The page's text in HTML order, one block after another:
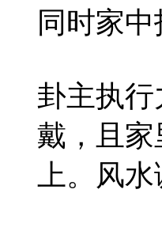
同时家
卦主执
戴，且
上。风